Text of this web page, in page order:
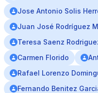
Jose Antonio Solis
Juan José Rodríguez
Teresa Saenz
Carmen Florido
Rafael Lorenzo
Fernando Benitez